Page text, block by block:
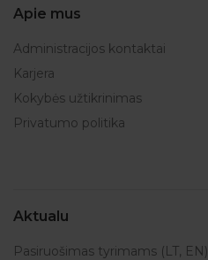
Apie mus
Administracijos kontaktai
Karjera
Kokybės užtikrinimas
Privatumo politika
Aktualu
Pasiruošimas tyrimams (LT, EN)